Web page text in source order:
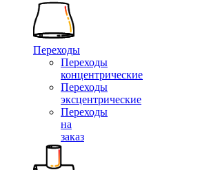
Переходы
Переходы
концентрические
Переходы
эксцентрические
Переходы
на
заказ